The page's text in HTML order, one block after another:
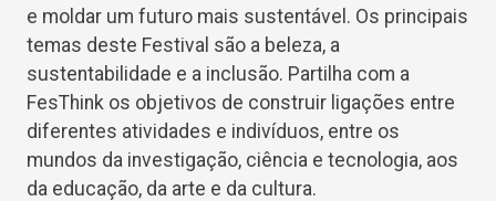
e moldar um futuro mais sustentável. Os principais
temas deste Festival são a beleza, a
sustentabilidade e a inclusão. Partilha com a
FesThink os objetivos de construir ligações entre
diferentes atividades e indivíduos, entre os
mundos da investigação, ciência e tecnologia, aos
da educação, da arte e da cultura.